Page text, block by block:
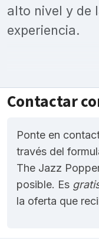
alto nivel y de
experiencia.
Contactar
Ponte en
través del
The Jazz
posible. Es
la oferta que